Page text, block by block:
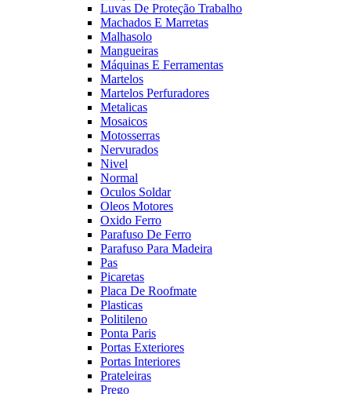
Luvas De Proteção Trabalho
Machados E Marretas
Malhasolo
Mangueiras
Máquinas E Ferramentas
Martelos
Martelos Perfuradores
Metalicas
Mosaicos
Motosserras
Nervurados
Nivel
Normal
Oculos Soldar
Oleos Motores
Oxido Ferro
Parafuso De Ferro
Parafuso Para Madeira
Pas
Picaretas
Placa De Roofmate
Plasticas
Politileno
Ponta Paris
Portas Exteriores
Portas Interiores
Prateleiras
Prego